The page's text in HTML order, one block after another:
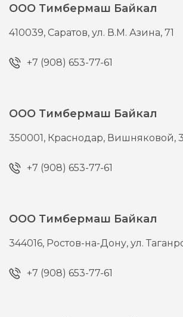
ООО Тимбермаш Байкал
410039, Саратов,ул. В.М. Азина, 71
+7 (908) 653-77-61
ООО Тимбермаш Байкал
350001, Краснодар, Вишняковой,
+7 (908) 653-77-61
ООО Тимбермаш Байкал
344016, Ростов-на-Дону,ул.
+7 (908) 653-77-61